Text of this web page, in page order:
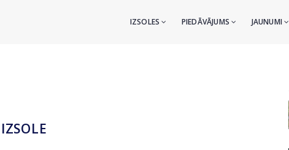
IZSOLES PIEDĀVĀJUMS JAUNUMI